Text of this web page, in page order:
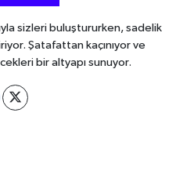
sizleri buluştururken, sadelik
Şatafattan kaçınıyor ve
bir altyapı sunuyor.